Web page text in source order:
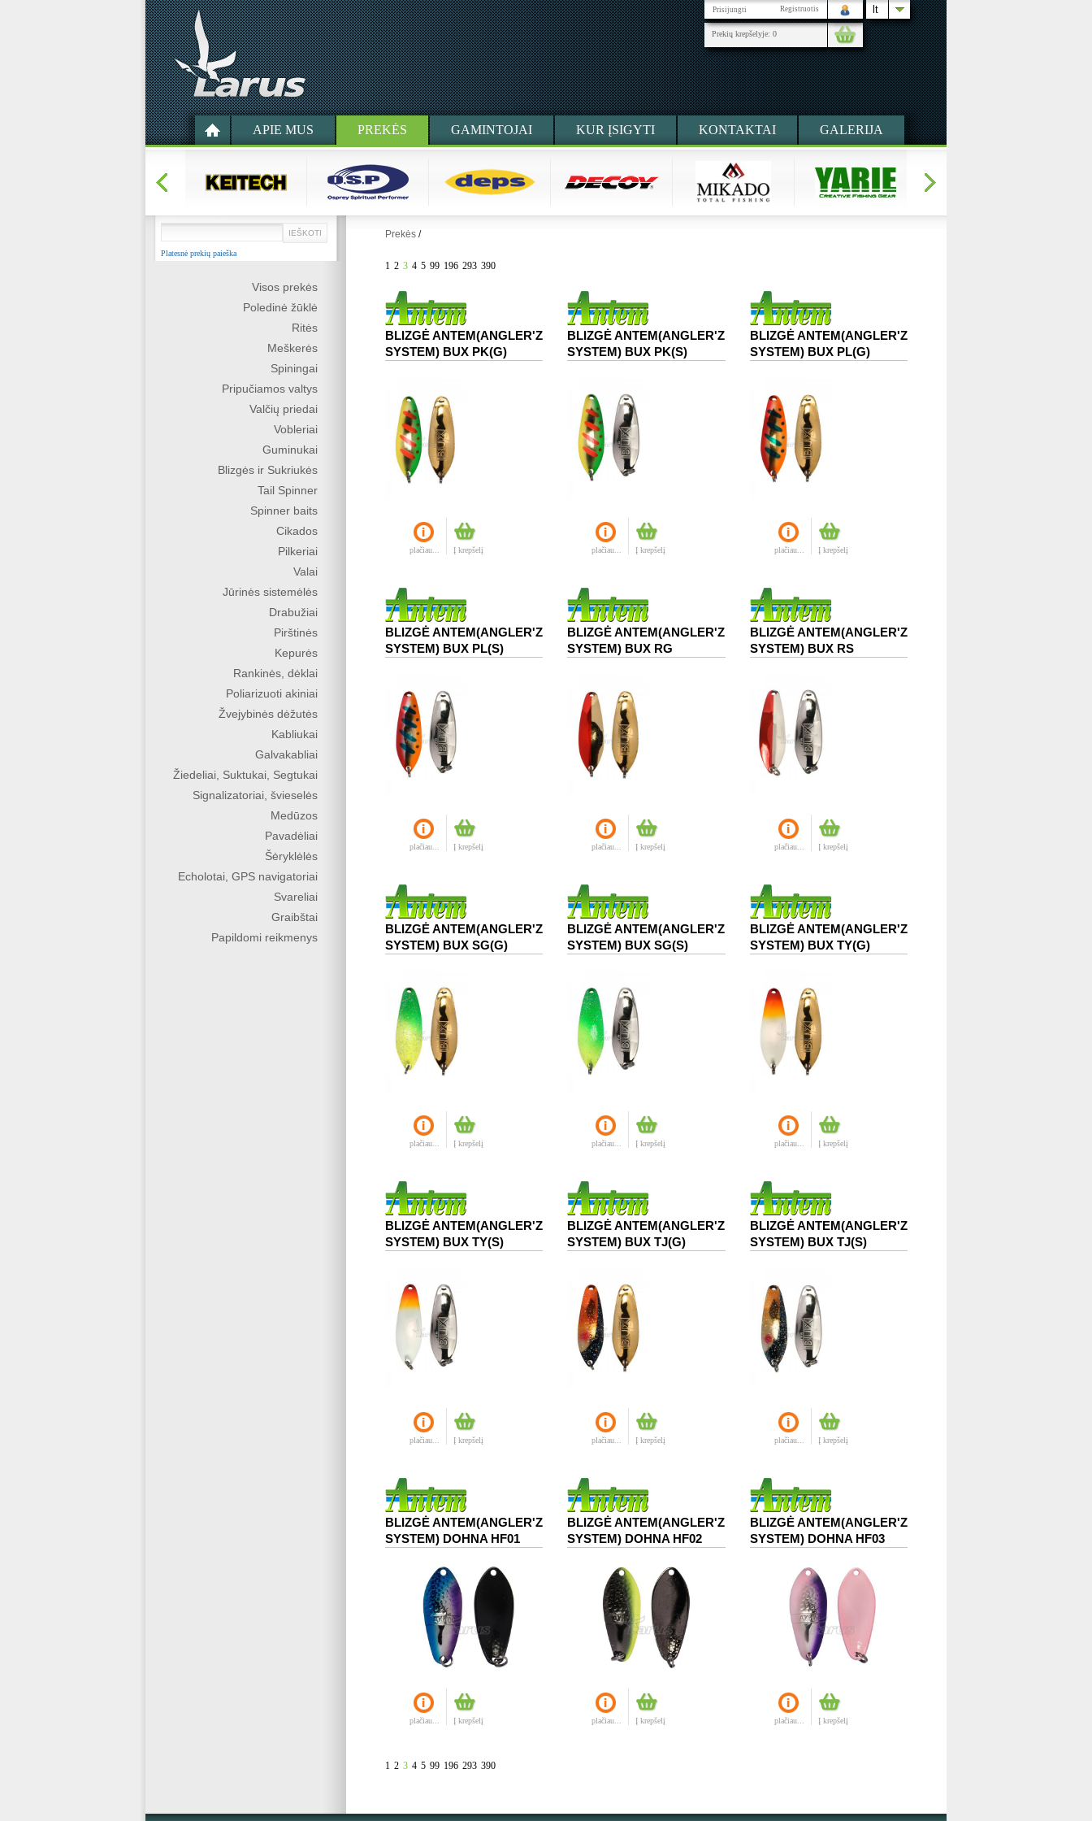
Prisijungti Registruotis lt
Prekių krepšelyje: 0
APIE MUS PREKĖS GAMINTOJAI KUR ĮSIGYTI KONTAKTAI GALERIJA
Platesnė prekių paieška
Visos prekės
Poledinė žūklė
Ritės
Meškerės
Spiningai
Pripučiamos valtys
Valčių priedai
Vobleriai
Guminukai
Blizgės ir Sukriukės
Tail Spinner
Spinner baits
Cikados
Pilkeriai
Valai
Jūrinės sistemėlės
Drabužiai
Pirštinės
Kepurės
Rankinės, dėklai
Poliarizuoti akiniai
Žvejybinės dėžutės
Kabliukai
Galvakabliai
Žiedeliai, Suktukai, Segtukai
Signalizatoriai, švieselės
Medūzos
Pavadėliai
Šėryklėlės
Echolotai, GPS navigatoriai
Svareliai
Graibštai
Papildomi reikmenys
Prekės/
1 2 3 4 5 99 196 293 390
BLIZGĖ ANTEM(ANGLER'Z
SYSTEM) BUX PK(G)
plačiau... Į krepšelį
BLIZGĖ ANTEM(ANGLER'Z
SYSTEM) BUX PK(S)
plačiau... Į krepšelį
BLIZGĖ ANTEM(ANGLER'Z
SYSTEM) BUX PL(G)
plačiau... Į krepšelį
BLIZGĖ ANTEM(ANGLER'Z
SYSTEM) BUX PL(S)
plačiau... Į krepšelį
BLIZGĖ ANTEM(ANGLER'Z
SYSTEM) BUX RG
plačiau... Į krepšelį
BLIZGĖ ANTEM(ANGLER'Z
SYSTEM) BUX RS
plačiau... Į krepšelį
BLIZGĖ ANTEM(ANGLER'Z
SYSTEM) BUX SG(G)
plačiau... Į krepšelį
BLIZGĖ ANTEM(ANGLER'Z
SYSTEM) BUX SG(S)
plačiau... Į krepšelį
BLIZGĖ ANTEM(ANGLER'Z
SYSTEM) BUX TY(G)
plačiau... Į krepšelį
BLIZGĖ ANTEM(ANGLER'Z
SYSTEM) BUX TY(S)
plačiau... Į krepšelį
BLIZGĖ ANTEM(ANGLER'Z
SYSTEM) BUX TJ(G)
plačiau... Į krepšelį
BLIZGĖ ANTEM(ANGLER'Z
SYSTEM) BUX TJ(S)
plačiau... Į krepšelį
BLIZGĖ ANTEM(ANGLER'Z
SYSTEM) DOHNA HF01
plačiau... Į krepšelį
BLIZGĖ ANTEM(ANGLER'Z
SYSTEM) DOHNA HF02
plačiau... Į krepšelį
BLIZGĖ ANTEM(ANGLER'Z
SYSTEM) DOHNA HF03
plačiau... Į krepšelį
1 2 3 4 5 99 196 293 390